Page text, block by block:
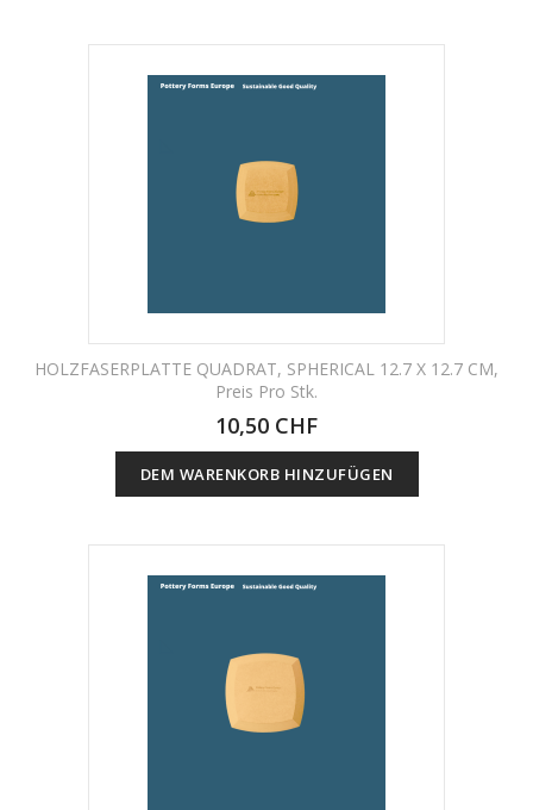
HOLZFASERPLATTE QUADRAT, SPHERICAL 12.7 X 12.7 CM,
Preis Pro Stk.
10,50 CHF
DEM WARENKORB HINZUFÜGEN